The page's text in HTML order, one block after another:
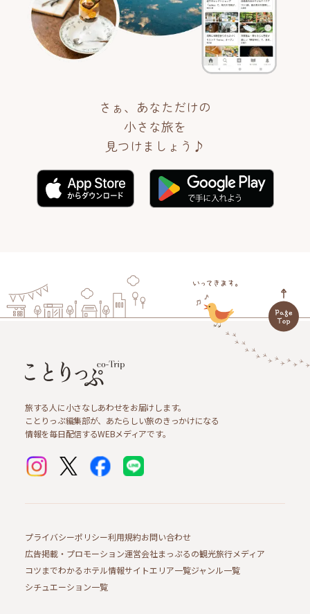
さぁ、あなただけの
小さな旅を
見つけましょう♪
旅する人に小さなしあわせをお届けします。
ことりっぷ編集部が、あたらしい旅のきっかけになる
情報を毎日配信するWEBメディアです。
プライバシーポリシー利用規約お問い合わせ
広告掲載・プロモーション運営会社まっぷるの観光旅行メディア
コツまでわかるホテル情報サイトエリア一覧ジャンル一覧
シチュエーション一覧